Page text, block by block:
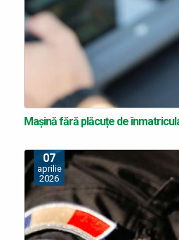
Mașină fără plăcuțe de
07
aprilie
2026